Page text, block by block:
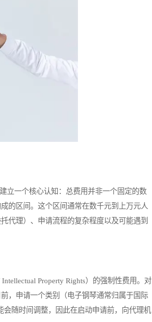
一个核心认知：总费用并非一个固定的数
的区间。这个区间通常在数千元到上万元人
代理）、申请流程的复杂程度以及可能遇到
Property Rights）的强制性费用。对
，申请一个类别（电子钢琴通常归属于国际
随时间调整，因此在启动申请前，向代理机